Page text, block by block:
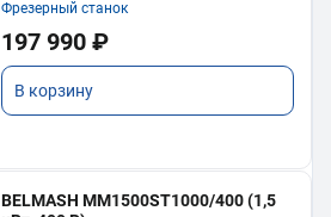
Фрезерный станок
197 990 ₽
В корзину
BELMASH MM1500ST1000/400 (1,5